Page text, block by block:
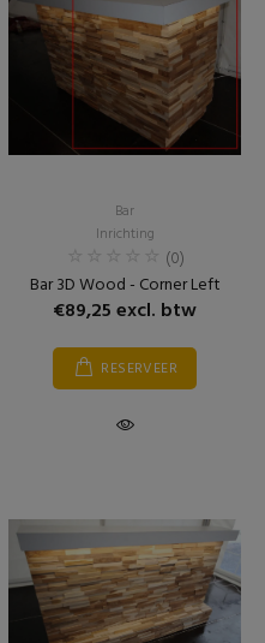
Bar
Inrichting
(0)
Bar 3D Wood - Corner Left
€89,25 excl. btw
RESERVEER